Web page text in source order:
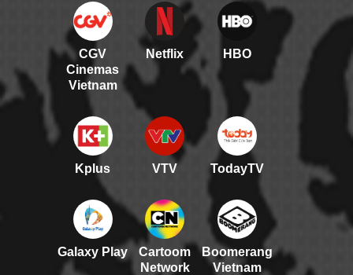
CGV
Cinemas
Vietnam
Netflix HBO
Kplus VTV TodayTV
Galaxy Play
Cartoom
Network
Boomerang
Vietnam